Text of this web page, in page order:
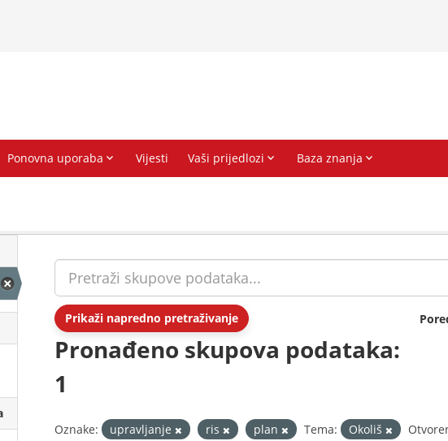
Prikaži napredno pretraživanje
Pronađeno skupova podataka:
1
Oznake: upravljanje ris plan Tema: Okoliš